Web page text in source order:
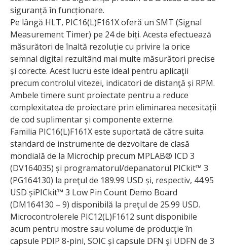
siguranță în funcționare.
Pe lângă HLT, PIC16(L)F161X oferă un SMT (Signal
Measurement Timer) pe 24 de biți. Acesta efectuează
măsurători de înaltă rezoluție cu privire la orice
semnal digital rezultând mai multe măsurători precise
și corecte. Acest lucru este ideal pentru aplicaţii
precum controlul vitezei, indicatori de distanţă și RPM.
Ambele timere sunt proiectate pentru a reduce
complexitatea de proiectare prin eliminarea necesității
de cod suplimentar și componente externe.
Familia PIC16(L)F161X este suportată de către suita
standard de instrumente de dezvoltare de clasă
mondială de la Microchip precum MPLAB® ICD 3
(DV164035) și programatorul/depanatorul PICkit™ 3
(PG164130) la preţul de 189.99 USD și, respectiv, 44.95
USD șiPICkit™ 3 Low Pin Count Demo Board
(DM164130 – 9) disponibilă la preţul de 25.99 USD.
Microcontrolerele PIC12(L)F1612 sunt disponibile
acum pentru mostre sau volume de producţie în
capsule PDIP 8-pini, SOIC și capsule DFN şi UDFN de 3